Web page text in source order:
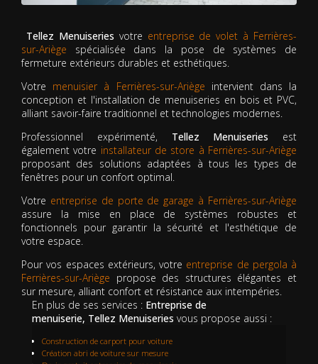
Tellez Menuiseries votre entreprise de volet à Ferrières-
sur-Ariège spécialisée dans la pose de systèmes de
fermeture extérieurs durables et esthétiques.
Votre menuisier à Ferrières-sur-Ariège intervient dans la
conception et l'installation de menuiseries en bois et PVC,
alliant savoir-faire traditionnel et technologies modernes.
Professionnel expérimenté, Tellez Menuiseries est
également votre installateur de store à Ferrières-sur-Ariège
proposant des solutions adaptées à tous les types de
fenêtres pour un confort optimal.
Votre entreprise de porte de garage à Ferrières-sur-Ariège
assure la mise en place de systèmes robustes et
fonctionnels pour garantir la sécurité et l'esthétique de
votre espace.
Pour vos espaces extérieurs, votre entreprise de pergola à
Ferrières-sur-Ariège propose des structures élégantes et
sur mesure, alliant confort et résistance aux intempéries.
En plus de ses services : Entreprise de
menuiserie, Tellez Menuiseries vous propose aussi :
Construction de carport pour voiture
Création abri de voiture sur mesure